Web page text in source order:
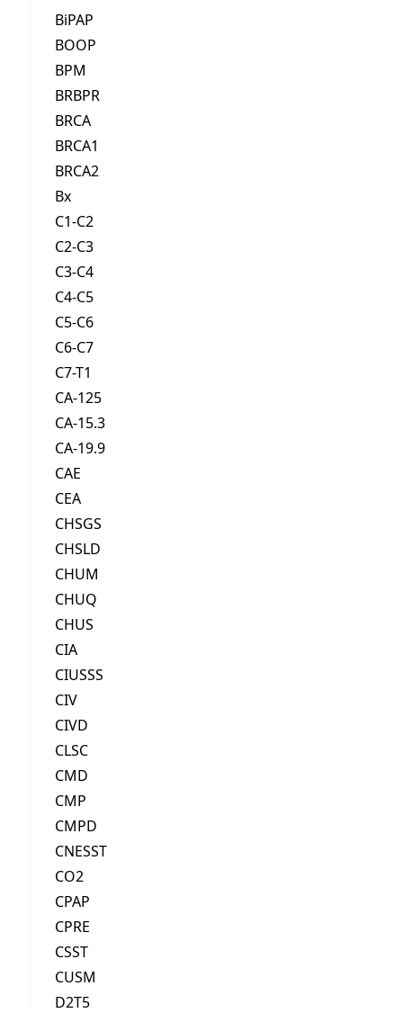
BiPAP
BOOP
BPM
BRBPR
BRCA
BRCA1
BRCA2
Bx
C1-C2
C2-C3
C3-C4
C4-C5
C5-C6
C6-C7
C7-T1
CA-125
CA-15.3
CA-19.9
CAE
CEA
CHSGS
CHSLD
CHUM
CHUQ
CHUS
CIA
CIUSSS
CIV
CIVD
CLSC
CMD
CMP
CMPD
CNESST
CO2
CPAP
CPRE
CSST
CUSM
D2T5